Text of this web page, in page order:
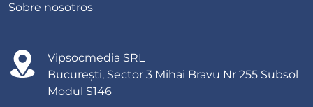
Sobre nosotros
Vipsocmedia SRL
București, Sector 3 Mihai Bravu Nr 255 Subsol
Modul S146